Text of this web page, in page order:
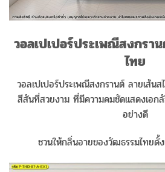
วอลเปเปอร์ประเพณีสงกร
ไทย
วอลเปเปอร์ประเพณีสงกรานต์ ลายเส้น
สีสันที่สวยงาม ที่มีความคมชัดแสดงเอก
อย่างดี
ชวนให้กลิ่นอายของวัฒธรรมไทยดั้